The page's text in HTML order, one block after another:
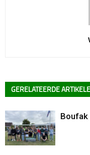
GERELATEERDE
Boufak